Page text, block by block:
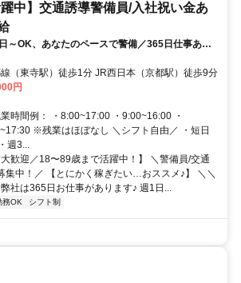
躍中】交通誘導警備員/入社祝い金あ
～OK、あなたのペースで警備／365日仕事あ
幅広く活躍中
鉄京都線（東寺駅）徒歩1分 JR西日本（京都駅）徒歩9分
円
時間例： ・8:00~17:00 ・9:00~16:00 ・
※残業はほぼなし ＼シフト自由／ ・短日
週3...
歓迎／18〜89歳まで活躍中！】 ＼警備員/交通
集中！／ 【とにかく稼ぎたい…おススメ♪】 ＼＼
社は365日お仕事があります♪ 週1日...
務OK シフト制